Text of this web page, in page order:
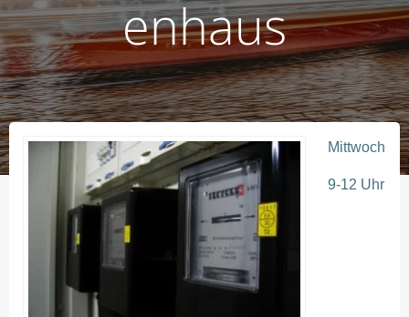
enhaus
Mittwoch
9-12 Uhr